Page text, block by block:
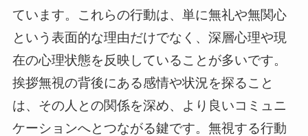
ています。これらの行動は、単に無礼や無関心
という表面的な理由だけでなく、深層心理や現
在の心理状態を反映していることが多いです。
挨拶無視の背後にある感情や状況を探ること
は、その人との関係を深め、より良いコミュニ
ケーションへとつながる鍵です。無視する行動